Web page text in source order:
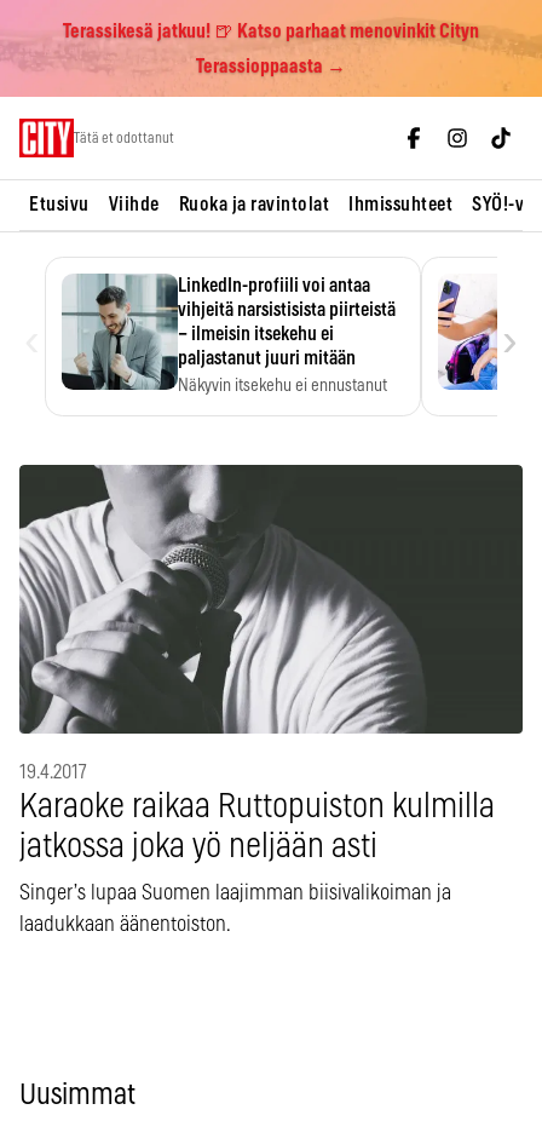
Terassikesä jatkuu! 🍺 Katso parhaat menovinkit Cityn
Terassioppaasta →
Tätä et odottanut
Etusivu Viihde Ruoka ja ravintolat Ihmissuhteet SYÖ!-
LinkedIn-profiili voi antaa
vihjeitä narsistisista piirteistä
– ilmeisin itsekehu ei
paljastanut juuri mitään
Näkyvin itsekehu ei ennustanut
›
19.4.2017
Karaoke raikaa Ruttopuiston kulmilla
jatkossa joka yö neljään asti
Singer’s lupaa Suomen laajimman biisivalikoiman ja
laadukkaan äänentoiston.
Uusimmat